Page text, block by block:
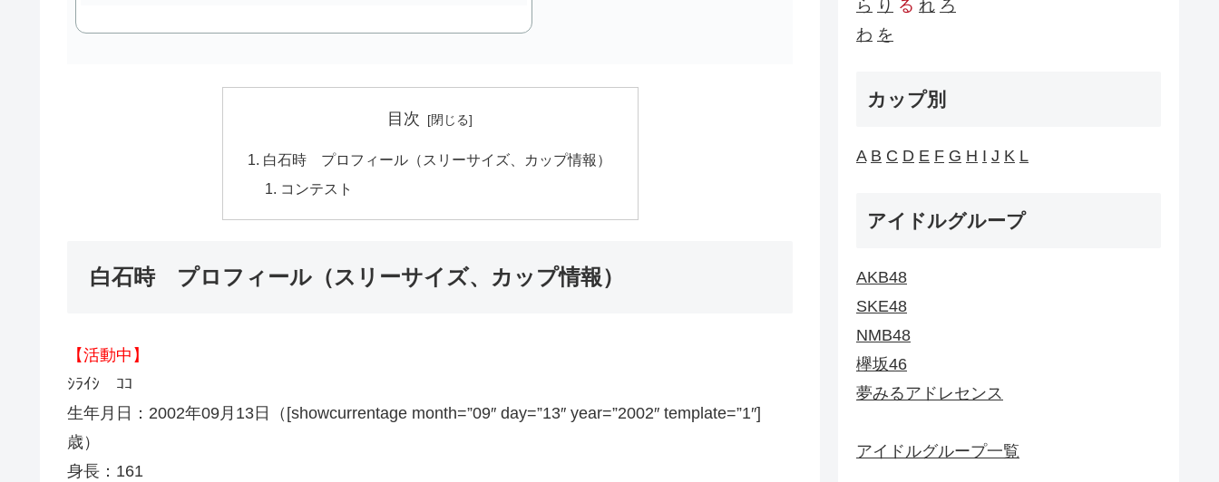
目次
白石時 プロフィール（スリーサイズ、カップ情報）
コンテスト
白石時 プロフィール（スリーサイズ、カップ情報）
【活動中】
ｼﾗｲｼ ｺｺ
生年月日：2002年09月13日（[showcurrentage month=”09″ day=”13″ year=”2002″ template=”1″]
歳）
身長：161
ら り る れ ろ
わ を
カップ別
A B C D E F G H I J K L
アイドルグループ
AKB48
SKE48
NMB48
欅坂46
夢みるアドレセンス
アイドルグループ一覧